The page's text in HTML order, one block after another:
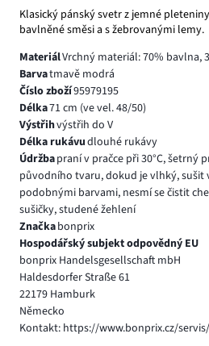
Klasický pánský svetr z jemné
bavlněné směsi a s žebrovanými lemy.
MateriálVrchný materiál: 70% bavlna,
Barvatmavě modrá
Číslo zboží95979195
Délka71 cm (ve vel. 48/50)
Výstřihvýstřih do V
Délka rukávudlouhé rukávy
Údržbapraní v pračce při 30°C, šetrný
původního tvaru, dokud je vlhký, sušit
podobnými barvami, nesmí se čistit
sušičky, studené žehlení
Značkabonprix
Hospodářský subjekt odpovědný EU
bonprix Handelsgesellschaft mbH
Haldesdorfer Straße 61
22179 Hamburk
Německo
Kontakt: https://www.bonprix.cz/